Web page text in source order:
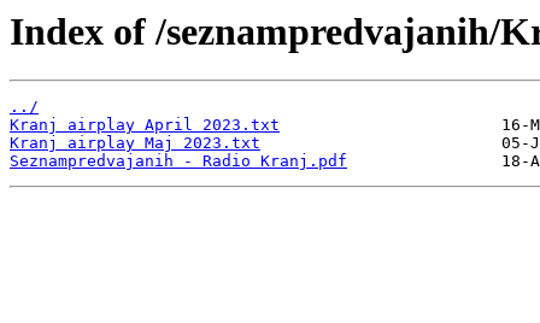
Index of /seznampredvajanih/
../
Kranj airplay April 2023.txt
Kranj airplay Maj 2023.txt
Seznampredvajanih - Radio Kranj.pdf